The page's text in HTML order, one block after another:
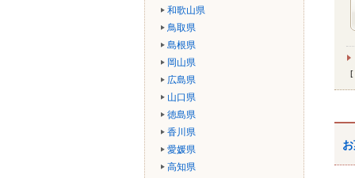
和歌山県
鳥取県
島根県
岡山県
広島県
山口県
徳島県
香川県
愛媛県
高知県